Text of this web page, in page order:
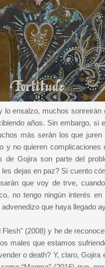
ensalzo, muchos
años. Sin embargo,
más serán los que
no quieren
Gojira son parte del
dejas en paz? Si cuento
que voy de trve,
no tengo ningún interés
que haya llegado
(2008) y he de
males que estamos
o death? Y, claro,